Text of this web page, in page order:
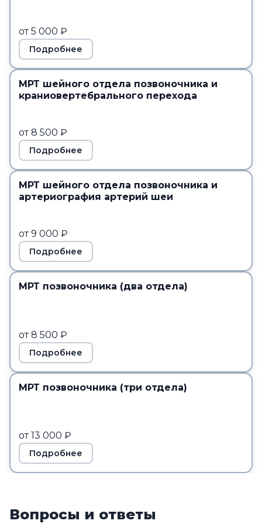
от 5 000 ₽
Подробнее
МРТ шейного отдела позвоночника и
краниовертебрального перехода
от 8 500 ₽
Подробнее
МРТ шейного отдела позвоночника и
артериография артерий шеи
от 9 000 ₽
Подробнее
МРТ позвоночника (два отдела)
от 8 500 ₽
Подробнее
МРТ позвоночника (три отдела)
от 13 000 ₽
Подробнее
Вопросы и ответы